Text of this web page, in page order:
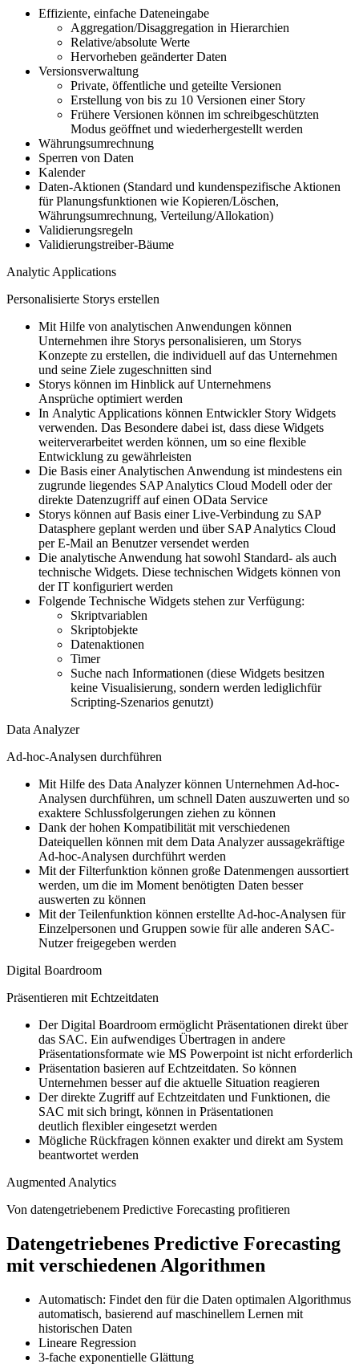
Effiziente, einfache Dateneingabe
Aggregation/Disaggregation in Hierarchien
Relative/absolute Werte
Hervorheben geänderter Daten
Versionsverwaltung
Private, öffentliche und geteilte Versionen
Erstellung von bis zu 10 Versionen einer Story
Frühere Versionen können im schreibgeschützten
Modus geöffnet und wiederhergestellt werden
Währungsumrechnung
Sperren von Daten
Kalender
Daten-Aktionen (Standard und kundenspezifische Aktionen
für Planungsfunktionen wie Kopieren/Löschen,
Währungsumrechnung, Verteilung/Allokation)
Validierungsregeln
Validierungstreiber-Bäume
Analytic Applications
Personalisierte Storys erstellen
Mit Hilfe von analytischen Anwendungen können
Unternehmen ihre Storys personalisieren, um Storys
Konzepte zu erstellen, die individuell auf das Unternehmen
und seine Ziele zugeschnitten sind
Storys können im Hinblick auf Unternehmens
Ansprüche optimiert werden
In Analytic Applications können Entwickler Story Widgets
verwenden. Das Besondere dabei ist, dass diese Widgets
weiterverarbeitet werden können, um so eine flexible
Entwicklung zu gewährleisten
Die Basis einer Analytischen Anwendung ist mindestens ein
zugrunde liegendes SAP Analytics Cloud Modell oder der
direkte Datenzugriff auf einen OData Service
Storys können auf Basis einer Live-Verbindung zu SAP
Datasphere geplant werden und über SAP Analytics Cloud
per E-Mail an Benutzer versendet werden
Die analytische Anwendung hat sowohl Standard- als auch
technische Widgets. Diese technischen Widgets können von
der IT konfiguriert werden
Folgende Technische Widgets stehen zur Verfügung:
Skriptvariablen
Skriptobjekte
Datenaktionen
Timer
Suche nach Informationen (diese Widgets besitzen
keine Visualisierung, sondern werden lediglichfür
Scripting-Szenarios genutzt)
Data Analyzer
Ad-hoc-Analysen durchführen
Mit Hilfe des Data Analyzer können Unternehmen Ad-hoc-
Analysen durchführen, um schnell Daten auszuwerten und so
exaktere Schlussfolgerungen ziehen zu können
Dank der hohen Kompatibilität mit verschiedenen
Dateiquellen können mit dem Data Analyzer aussagekräftige
Ad-hoc-Analysen durchführt werden
Mit der Filterfunktion können große Datenmengen aussortiert
werden, um die im Moment benötigten Daten besser
auswerten zu können
Mit der Teilenfunktion können erstellte Ad-hoc-Analysen für
Einzelpersonen und Gruppen sowie für alle anderen SAC-
Nutzer freigegeben werden
Digital Boardroom
Präsentieren mit Echtzeitdaten
Der Digital Boardroom ermöglicht Präsentationen direkt über
das SAC. Ein aufwendiges Übertragen in andere
Präsentationsformate wie MS Powerpoint ist nicht erforderlich
Präsentation basieren auf Echtzeitdaten. So können
Unternehmen besser auf die aktuelle Situation reagieren
Der direkte Zugriff auf Echtzeitdaten und Funktionen, die
SAC mit sich bringt, können in Präsentationen
deutlich flexibler eingesetzt werden
Mögliche Rückfragen können exakter und direkt am System
beantwortet werden
Augmented Analytics
Von datengetriebenem Predictive Forecasting profitieren
Datengetriebenes Predictive Forecasting
mit verschiedenen Algorithmen
Automatisch: Findet den für die Daten optimalen Algorithmus
automatisch, basierend auf maschinellem Lernen mit
historischen Daten
Lineare Regression
3-fache exponentielle Glättung